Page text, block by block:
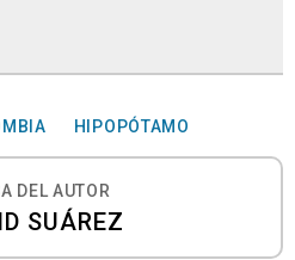
HIPOPÓTAMO
DEL AUTOR
SUÁREZ